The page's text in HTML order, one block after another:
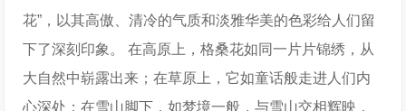
花”，以其高傲、清冷的气质和淡雅华美的色彩给人们留
下了深刻印象。 在高原上，格桑花如同一片片锦绣，从
大自然中崭露出来；在草原上，它如童话般走进人们内
心深处；在雪山脚下，如梦境一般，与雪山交相辉映，